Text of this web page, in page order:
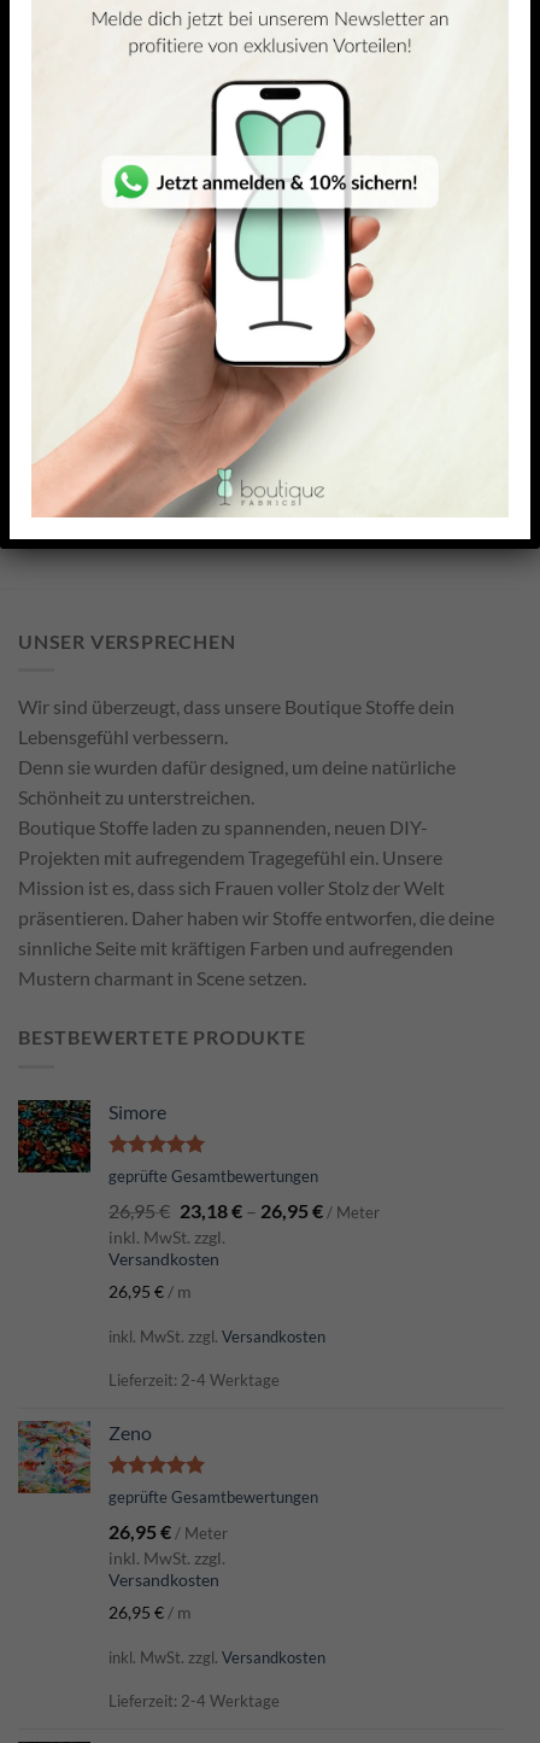
out of 5
VISKOSE-ELASTAN JERSEY
Leno
26,95
23,18 26,95€
inkl. MwSt. zzgl.
Versandkosten
/ Meter
inkl. MwSt. zzgl.
Versandkosten
UNSER VERSPRECHEN
Wir sind überzeugt, dass unsere Boutique Stoffe dein
Lebensgefühl verbessern.
Denn sie wurden dafür designed, um deine natürliche
Schönheit zu unterstreichen.
Boutique Stoffe laden zu spannenden, neuen DIY-
Projekten mit aufregendem Tragegefühl ein. Unsere
Mission ist es, dass sich Frauen voller Stolz der Welt
präsentieren. Daher haben wir Stoffe entworfen, die deine
sinnliche Seite mit kräftigen Farben und aufregenden
Mustern charmant in Scene setzen.
BESTBEWERTETE PRODUKTE
Simore
Bewertet
von 5
geprüfte Gesamtbewertungen
26,95€ 23,18€– 26,95€ / Meter
inkl. MwSt. zzgl.
Versandkosten
26,95 € / m
inkl. MwSt. zzgl. Versandkosten
Lieferzeit: 2-4 Werktage
Zeno
Bewertet
von 5
geprüfte Gesamtbewertungen
26,95€/ Meter
inkl. MwSt. zzgl.
Versandkosten
26,95 € / m
inkl. MwSt. zzgl. Versandkosten
Lieferzeit: 2-4 Werktage